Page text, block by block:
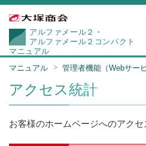
アルファメール２・
アルファメール２コンパクト
マニュアル
マニュアル 管理者機能（Webサービ
アクセス統計
お客様のホームページへのアクセ